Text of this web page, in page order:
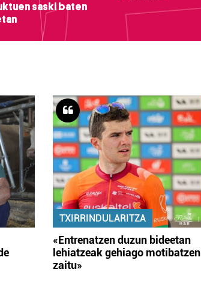
saski baten
TXIRRINDULARITZA
«Entrenatzen duzun bideetan
lehiatzeak gehiago motibatzen
zaitu»